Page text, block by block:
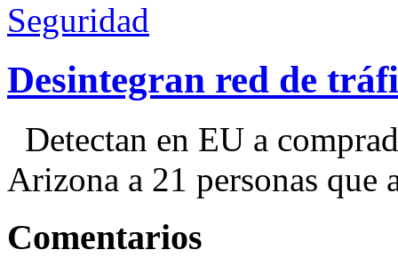
Seguridad
Desintegran red de
Detectan en EU a
Arizona a 21 personas que
Comentarios